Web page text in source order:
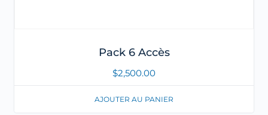
Pack 6 Accès
$2,500.00
AJOUTER AU PANIER